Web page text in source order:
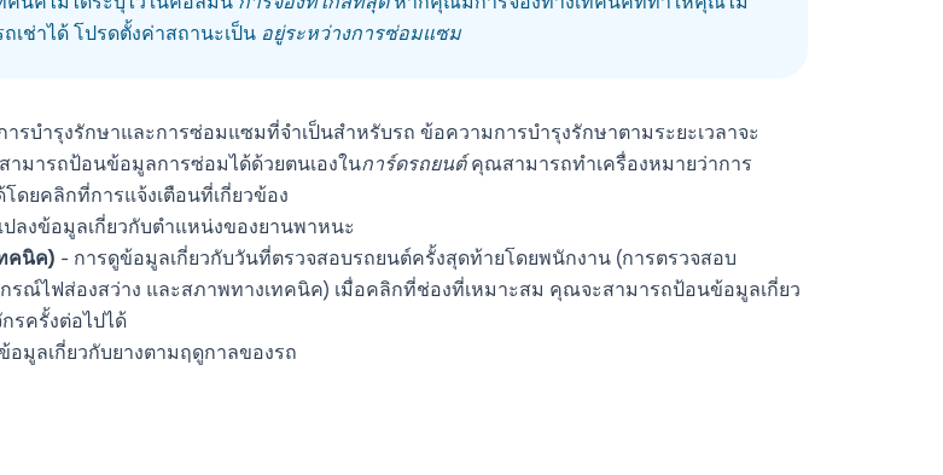
เช่าได้ โปรดตั้งค่าสถานะเป็น อยู่ระหว่างการซ่อมแซม
ารบำรุงรักษาและการซ่อมแซมที่จำเป็นสำหรับรถ ข้อความการบำรุงรักษาตามระยะเวลาจะ
มารถป้อนข้อมูลการซ่อมได้ด้วยตนเองในการ์ดรถยนต์คุณสามารถทำเครื่องหมายว่าการ
ดยคลิกที่การแจ้งเตือนที่เกี่ยวข้อง
ลงข้อมูลเกี่ยวกับตำแหน่งของยานพาหนะ
คนิค) - การดูข้อมูลเกี่ยวกับวันที่ตรวจสอบรถยนต์ครั้งสุดท้ายโดยพนักงาน (การตรวจสอบ
รณ์ไฟส่องสว่าง และสภาพทางเทคนิค) เมื่อคลิกที่ช่องที่เหมาะสม คุณจะสามารถป้อนข้อมูลเกี่ยว
รครั้งต่อไปได้
อมูลเกี่ยวกับยางตามฤดูกาลของรถ